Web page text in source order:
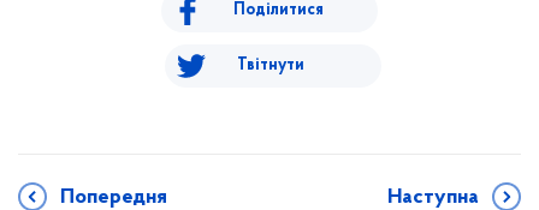
Поділитися
Твітнути
Попередня Наступна